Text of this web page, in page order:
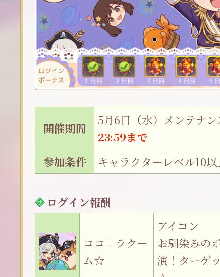
開催期間
5月6日（水）メンテナ
23:59まで
参加条件
キャラクターレベル10
ログイン報酬
ココ！ラクー
ム☆
アイコン
お馴染みの
演！ターゲ